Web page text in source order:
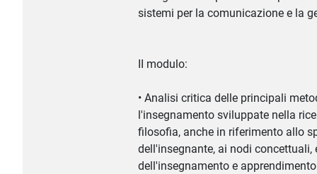
sistemi per la comunicazione e la
II modulo:
• Analisi critica delle principali
l'insegnamento sviluppate nella
filosofia, anche in riferimento allo
dell'insegnante, ai nodi
dell'insegnamento e